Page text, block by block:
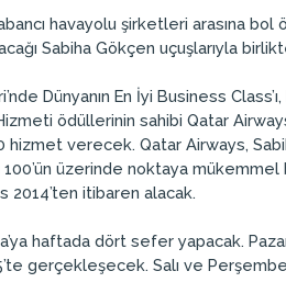
havayolu şirketleri arasına
Sabiha Gökçen uçuşlarıyla
Dünyanın En İyi Business
ödüllerinin sahibi Qatar
verecek. Qatar Airways,
üzerinde noktaya
2014’ten itibaren alacak.
haftada dört sefer yapacak.
gerçekleşecek. Salı ve